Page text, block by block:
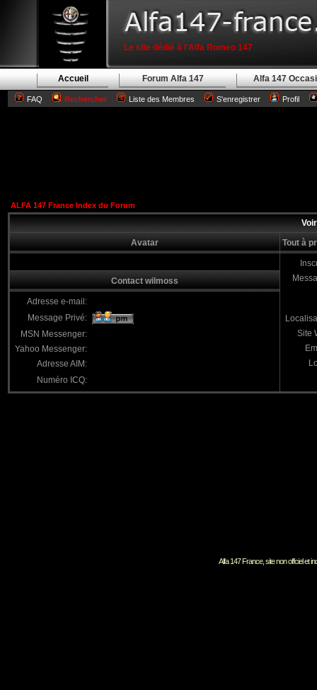
Le site dédié à l'Alfa Romeo 147
Accueil Forum Alfa 147 Alfa 147
FAQ Rechercher Liste des Membres S'enregistrer Profil
ALFA 147 France Index du Forum
Avatar
Tout à
Site
Contact wilmoss
Adresse e-mail:
Message Privé:
MSN Messenger:
Yahoo Messenger:
Adresse AIM:
Numéro ICQ:
Alfa 147 France, site non offciel et